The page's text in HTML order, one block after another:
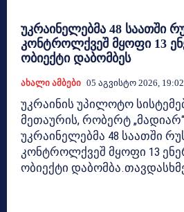
უკრაინელებმა 48 საათში
კონტროლქვეშ მყოფი 13
ობიექტი დაბომბეს
Ახალი Ამბები 05 Აგვისტო 2026, 19:02
უკრაინის უპილოტო
მეთაურის, რობერტ
უკრაინელებმა 48 საათში
კონტროლქვეშ მყოფი 13
ობიექტი